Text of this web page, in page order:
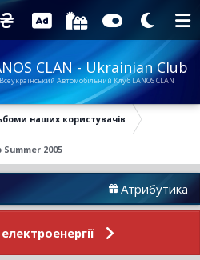
CLAN - Ukrainian Club
Всеукраїнський Автомобільний Клуб LANOS CLAN
наших користувачів
Summer 2005
Атрибутика